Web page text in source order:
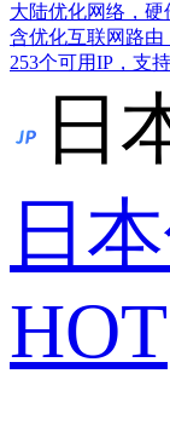
大陆优化网络，硬
含优化互联网路由
253个可用IP，支
日
日
HOT